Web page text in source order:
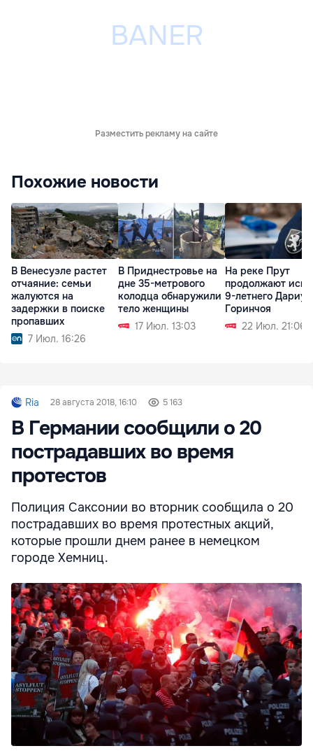
Разместить рекламу на сайте
Похожие новости
В Венесуэле растет
отчаяние: семьи
жалуются на
задержки в поиске
пропавших
7 Июл. 16:26
В Приднестровье на
дне 35-метрового
колодца обнаружили
тело женщины
17 Июл. 13:03
На реке Прут
продолжают
9-летнего
Горинчоя
22 Июл. 21:06
Ria 28 августа 2018, 16:10 5 163
В Германии сообщили о 20
пострадавших во время
протестов
Полиция Саксонии во вторник сообщила о 20
пострадавших во время протестных акций,
которые прошли днем ранее в немецком
городе Хемниц.